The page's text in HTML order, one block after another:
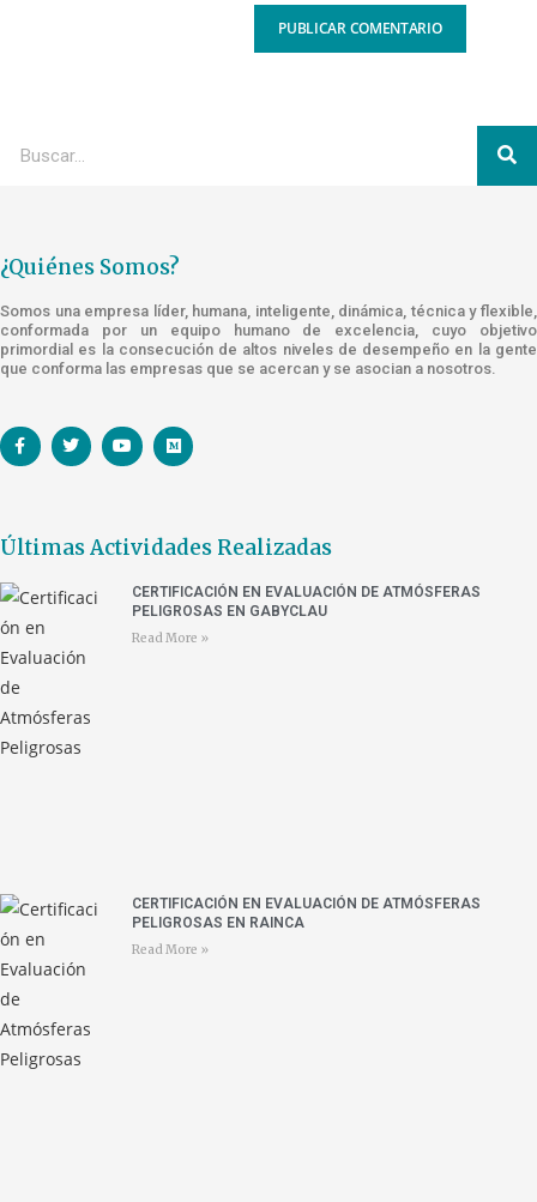
¿Quiénes Somos?
Somos una empresa líder, humana, inteligente, dinámica, técnica y flexible,
conformada por un equipo humano de excelencia, cuyo objetivo
primordial es la consecución de altos niveles de desempeño en la gente
que conforma las empresas que se acercan y se asocian a nosotros.
Últimas Actividades Realizadas
CERTIFICACIÓN EN EVALUACIÓN DE ATMÓSFERAS
PELIGROSAS EN GABYCLAU
Read More »
CERTIFICACIÓN EN EVALUACIÓN DE ATMÓSFERAS
PELIGROSAS EN RAINCA
Read More »